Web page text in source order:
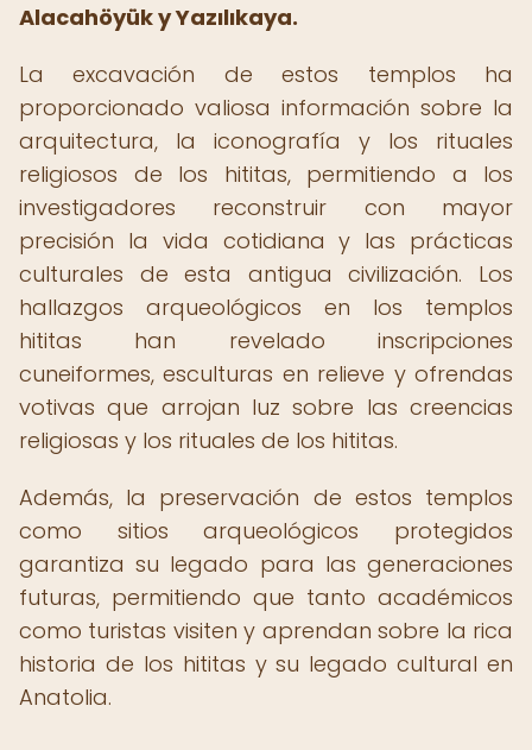
Alacahöyük y Yazılıkaya.
La excavación de estos templos ha
proporcionado valiosa información sobre la
arquitectura, la iconografía y los rituales
religiosos de los hititas, permitiendo a los
investigadores reconstruir con mayor
precisión la vida cotidiana y las prácticas
culturales de esta antigua civilización. Los
hallazgos arqueológicos en los templos
hititas han revelado inscripciones
cuneiformes, esculturas en relieve y ofrendas
votivas que arrojan luz sobre las creencias
religiosas y los rituales de los hititas.
Además, la preservación de estos templos
como sitios arqueológicos protegidos
garantiza su legado para las generaciones
futuras, permitiendo que tanto académicos
como turistas visiten y aprendan sobre la rica
historia de los hititas y su legado cultural en
Anatolia.